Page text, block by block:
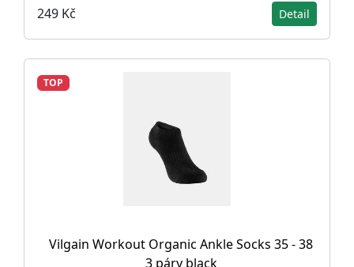
249 Kč Detail
TOP
Vilgain Workout Organic Ankle Socks 35 - 38
3 páry black